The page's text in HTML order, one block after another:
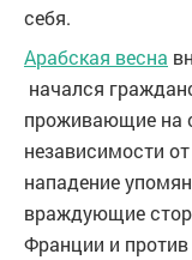
себя.
Арабская весна
начался
проживающие на
независимости
нападение
враждующие
Франции и